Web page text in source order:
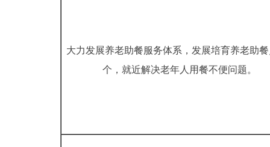
大力发展养老助餐服务体系，发展培育养老助餐
个，就近解决老年人用餐不便问题。